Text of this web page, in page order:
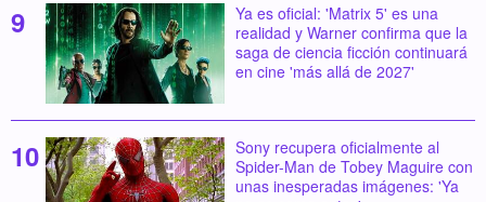
Ya es oficial: 'Matrix 5' es una
realidad y Warner confirma que la
saga de ciencia ficción continuará
en cine 'más allá de 2027'
Sony recupera oficialmente al
Spider-Man de Tobey Maguire con
unas inesperadas imágenes: 'Ya